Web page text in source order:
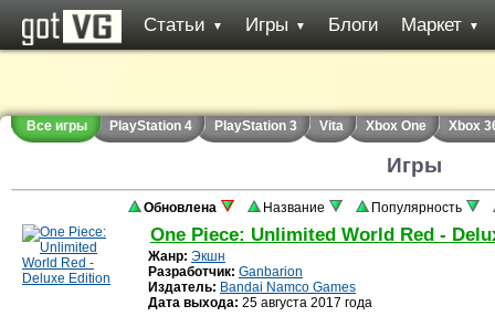
Статьи ▼ Игры ▼ Блоги Маркет ▼
Все игры PlayStation 4 PlayStation 3 Vita Xbox One Xbox
Игры
Обновлена Название Популярность
One Piece: Unlimited World Red -
Жанр: Экшн
Разработчик: Ganbarion
Издатель: Bandai Namco Games
Дата выхода: 25 августа 2017 года